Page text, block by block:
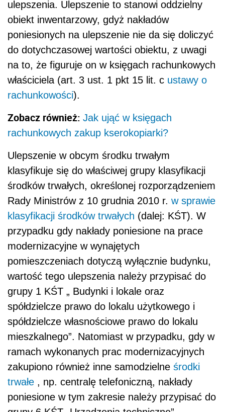
ulepszenia. Ulepszenie to stanowi oddzielny
obiekt inwentarzowy, gdyż nakładów
poniesionych na ulepszenie nie da się doliczyć
do dotychczasowej wartości obiektu, z uwagi
na to, że figuruje on w księgach rachunkowych
właściciela (art. 3 ust. 1 pkt 15 lit. c ustawy o
rachunkowości).
Zobacz również: Jak ująć w księgach
rachunkowych zakup kserokopiarki?
Ulepszenie w obcym środku trwałym
klasyfikuje się do właściwej grupy klasyfikacji
środków trwałych, określonej rozporządzeniem
Rady Ministrów z 10 grudnia 2010 r. w sprawie
klasyfikacji środków trwałych (dalej: KŚT). W
przypadku gdy nakłady poniesione na prace
modernizacyjne w wynajętych
pomieszczeniach dotyczą wyłącznie budynku,
wartość tego ulepszenia należy przypisać do
grupy 1 KŚT „ Budynki i lokale oraz
spółdzielcze prawo do lokalu użytkowego i
spółdzielcze własnościowe prawo do lokalu
mieszkalnego”. Natomiast w przypadku, gdy w
ramach wykonanych prac modernizacyjnych
zakupiono również inne samodzielne środki
trwałe , np. centralę telefoniczną, nakłady
poniesione w tym zakresie należy przypisać do